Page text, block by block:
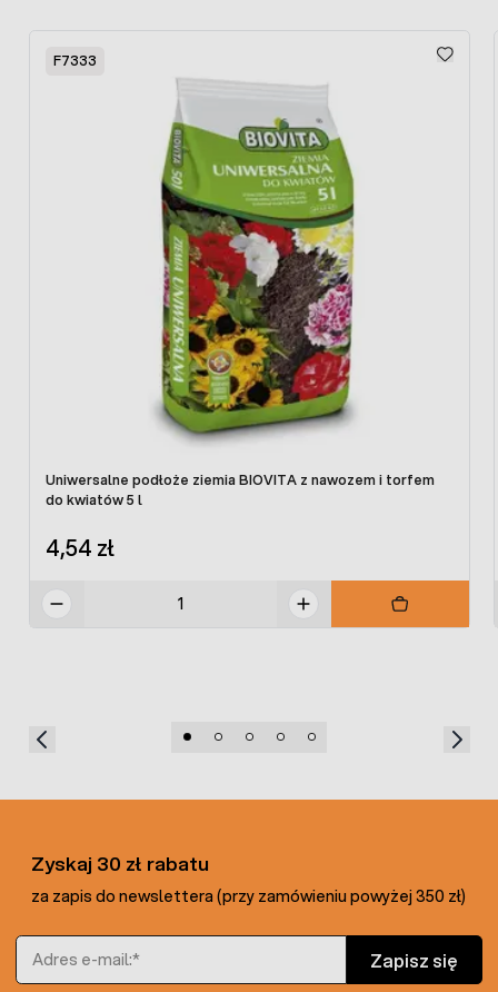
preparaty do
uprawy roślin
F7333
Uniwersalne podłoże ziemia BIOVITA z nawozem i torfem
do kwiatów 5 l
4,54 zł
Zyskaj 30 zł rabatu
za zapis do newslettera (przy zamówieniu powyżej 350 zł)
Adres e-mail
Zapisz się